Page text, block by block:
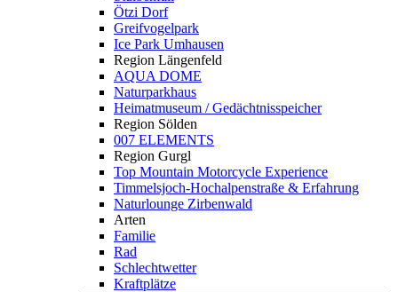
Ötzi Dorf
Greifvogelpark
Ice Park Umhausen
Region Längenfeld
AQUA DOME
Naturparkhaus
Heimatmuseum / Gedächtnisspeicher
Region Sölden
007 ELEMENTS
Region Gurgl
Top Mountain Motorcycle Experience
Timmelsjoch-Hochalpenstraße & Erfahrung
Naturlounge Zirbenwald
Arten
Familie
Rad
Schlechtwetter
Kraftplätze